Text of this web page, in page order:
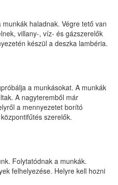
haladnak. Végre tető van
villany-, víz- és gázszerelők
készül a deszka lambéria.
a munkásokat. A munkák
A nagyteremből már
a mennyezetet borító
szerelők.
Folytatódnak a munkák.
felhelyezése. Helyre kell hozni